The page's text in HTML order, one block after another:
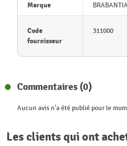
Marque BRABANTIA
Code
fournisseur
311000
Commentaires (0)
Aucun avis n'a été publié pour le
Les clients qui ont